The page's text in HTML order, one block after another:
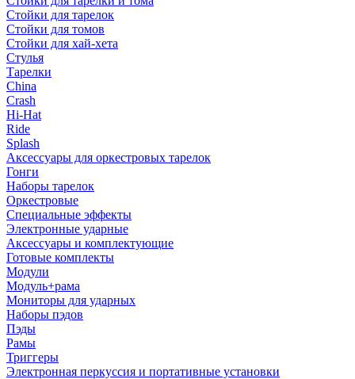
Стойки для тарелок
Стойки для томов
Стойки для хай-хета
Стулья
Тарелки
China
Crash
Hi-Hat
Ride
Splash
Аксессуары для оркестровых тарелок
Гонги
Наборы тарелок
Оркестровые
Специальные эффекты
Электронные ударные
Аксессуары и комплектующие
Готовые комплекты
Модули
Модуль+рама
Мониторы для ударных
Наборы пэдов
Пэды
Рамы
Триггеры
Электронная перкуссия и портативные установки